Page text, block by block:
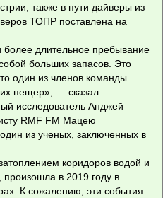
также в пути дайверы из
ТОПР поставлена на
длительное пребывание
больших запасов. Это
один из членов команды
пещер», — сказал
исследователь Анджей
RMF FM Мацею
из ученых, заключенных в
коридоров водой и
в 2019 году в
К сожалению, эти события